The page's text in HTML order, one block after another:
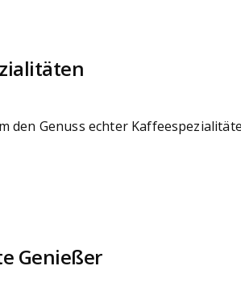
Genuss echter
Genießer